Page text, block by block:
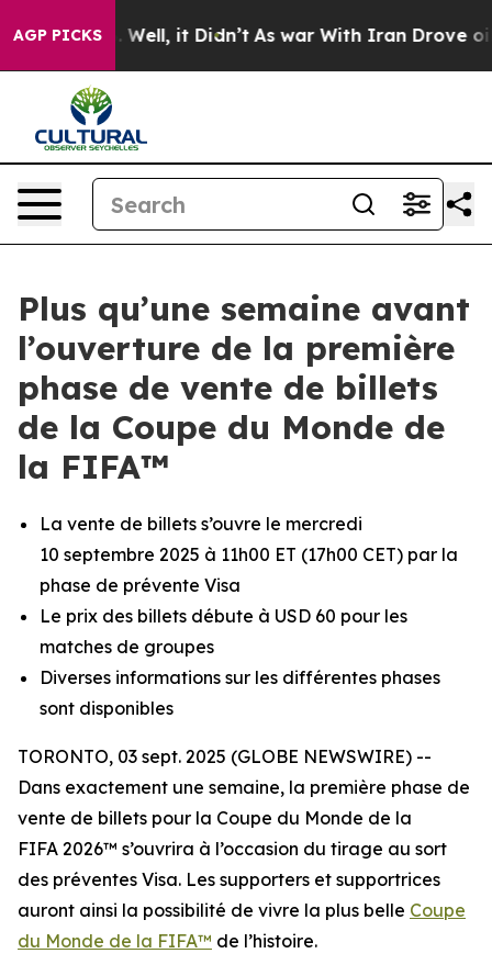
AGP PICKS
40%. Well, it Didn’t As war With Iran Drove oil
Plus qu’une semaine avant
l’ouverture de la première
phase de vente de billets
de la Coupe du Monde de
la FIFA™
La vente de billets s’ouvre le mercredi
10 septembre 2025 à 11h00 ET (17h00 CET) par la
phase de prévente Visa
Le prix des billets débute à USD 60 pour les
matches de groupes
Diverses informations sur les différentes phases
sont disponibles
TORONTO, 03 sept. 2025 (GLOBE NEWSWIRE) --
Dans exactement une semaine, la première phase de
vente de billets pour la Coupe du Monde de la
FIFA 2026™ s’ouvrira à l’occasion du tirage au sort
des préventes Visa. Les supporters et supportrices
auront ainsi la possibilité de vivre la plus belle Coupe
du Monde de la FIFA™ de l’histoire.